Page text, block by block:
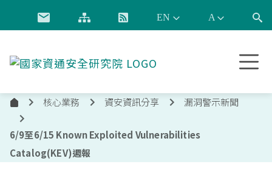
跳到主要內容
通
全
究
首
核心業務 資安資訊分享 漏洞警示新聞
6/9至6/15 Known Exploited Vulnerabilities
Catalog(KEV)週報